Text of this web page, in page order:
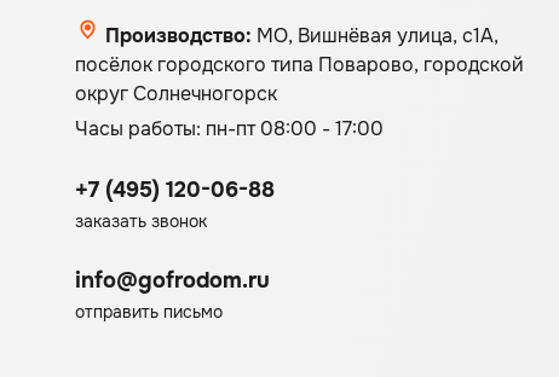
Производство: МО, Вишнёвая улица, с1А,
посёлок городского типа Поварово, городской
округ Солнечногорск
Часы работы: пн-пт 08:00 - 17:00
+7 (495) 120-06-88
заказать звонок
info@gofrodom.ru
отправить письмо